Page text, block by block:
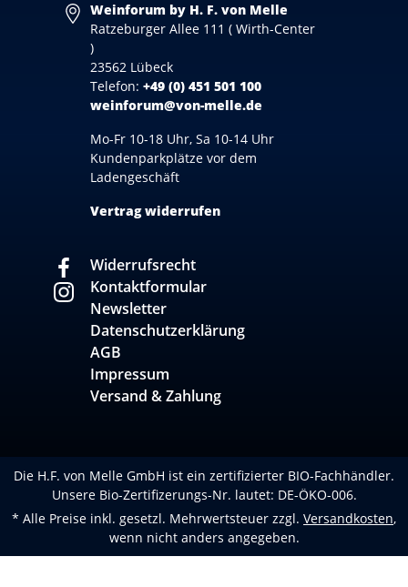
Weinforum by H. F. von Melle
Ratzeburger Allee 111 ( Wirth-Center
)
23562 Lübeck
Telefon: +49 (0) 451 501 100
weinforum@von-melle.de
Mo-Fr 10-18 Uhr, Sa 10-14 Uhr
Kundenparkplätze vor dem
Ladengeschäft
Vertrag widerrufen
Widerrufsrecht
Kontaktformular
Newsletter
Datenschutzerklärung
AGB
Impressum
Versand & Zahlung
Die H.F. von Melle GmbH ist ein zertifizierter BIO-Fachhändler.
Unsere Bio-Zertifizerungs-Nr. lautet: DE-ÖKO-006.
* Alle Preise inkl. gesetzl. Mehrwertsteuer zzgl. Versandkosten,
wenn nicht anders angegeben.